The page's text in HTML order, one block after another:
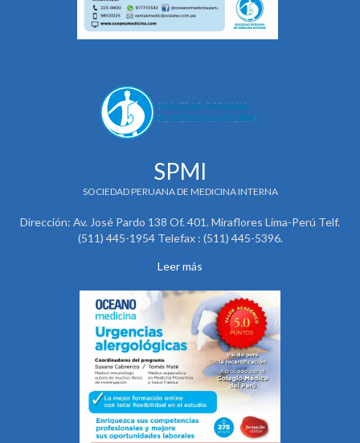
SPMI
SOCIEDAD PERUANA DE MEDICINA INTERNA
Dirección: Av. José Pardo 138 Of. 401. Miraflores Lima-Perú Telf.
(511) 445-1954 Telefax : (511) 445-5396.
Leer más